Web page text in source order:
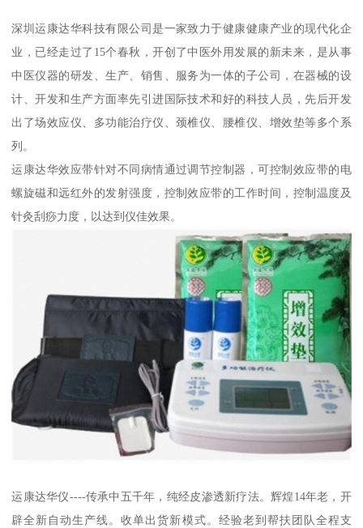
深圳运康达华科技有限公司是一家致力于健康健康产业的现代化企
业，已经走过了15个春秋，开创了中医外用发展的新未来，是从事
中医仪器的研发、生产、销售、服务为一体的子公司，在器械的设
计、开发和生产方面率先引进国际技术和好的科技人员，先后开发
出了场效应仪、多功能治疗仪、颈椎仪、腰椎仪、增效垫等多个系
列。
运康达华效应带针对不同病情通过调节控制器，可控制效应带的电
螺旋磁和远红外的发射强度，控制效应带的工作时间，控制温度及
针灸刮痧力度，以达到仪佳效果。
运康达华仪----传承中五千年，纯经皮渗透新疗法。辉煌14年老，开
辟全新自动生产线。收单出货新模式。经验老到帮扶团队全程支